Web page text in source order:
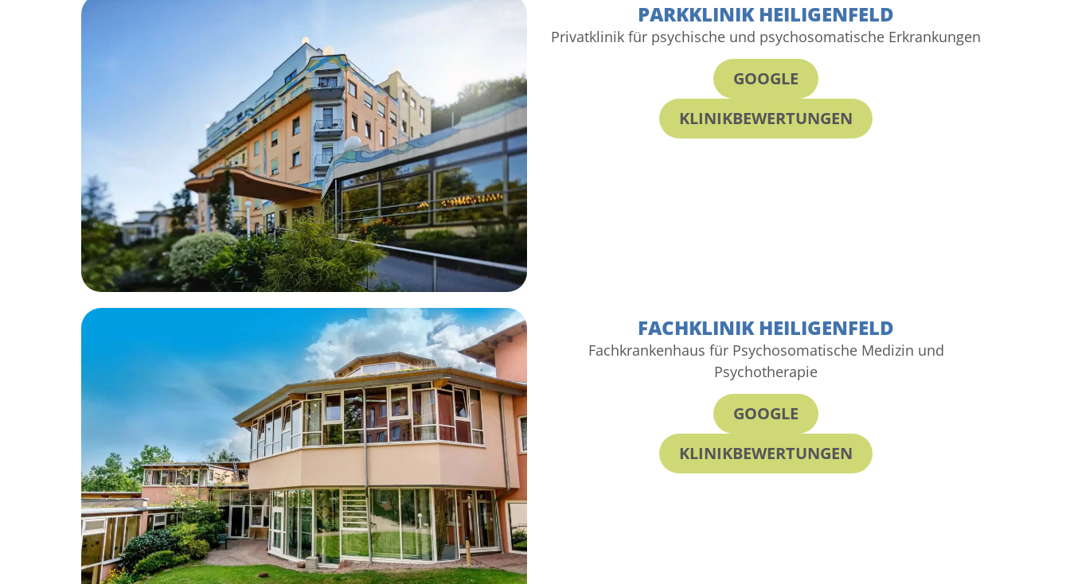
PARKKLINIK HEILIGENFELD
Privatklinik für psychische und psychosomatische Erkrankungen
GOOGLE
KLINIKBEWERTUNGEN
FACHKLINIK HEILIGENFELD
Fachkrankenhaus für Psychosomatische Medizin und
Psychotherapie
GOOGLE
KLINIKBEWERTUNGEN